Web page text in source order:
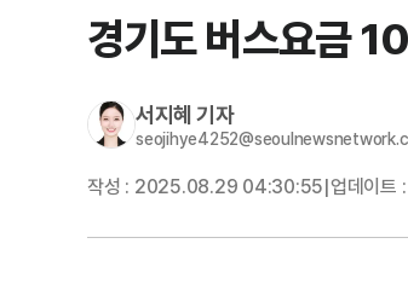
경기도 버스요금
서지혜 기자
작성 : 2025.08.29 04:30:55 업데이트 :